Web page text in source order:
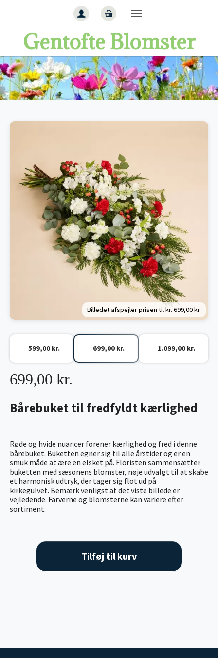
Gentofte Blomster
Billedet afspejler prisen til kr.699,00 kr.
Bårebuket til fredfyldt kærlighed
Røde og hvide nuancer forener kærlighed og fred i denne
bårebuket. Buketten egner sig til alle årstider og er en
smuk måde at ære en elsket på. Floristen sammensætter
buketten med sæsonens blomster, nøje udvalgt til at skabe
et harmonisk udtryk, der tager sig flot ud på
kirkegulvet. Bemærk venligst at det viste billede er
vejledende. Farverne og blomsterne kan variere efter
sortiment.
699,00 kr.
599,00 kr. 699,00 kr. 1.099,00 kr.
Tilføj til kurv